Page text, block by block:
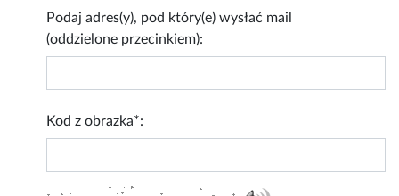
Podaj adres(y), pod który(e) wysłać mail
(oddzielone przecinkiem):
Kod z obrazka*: